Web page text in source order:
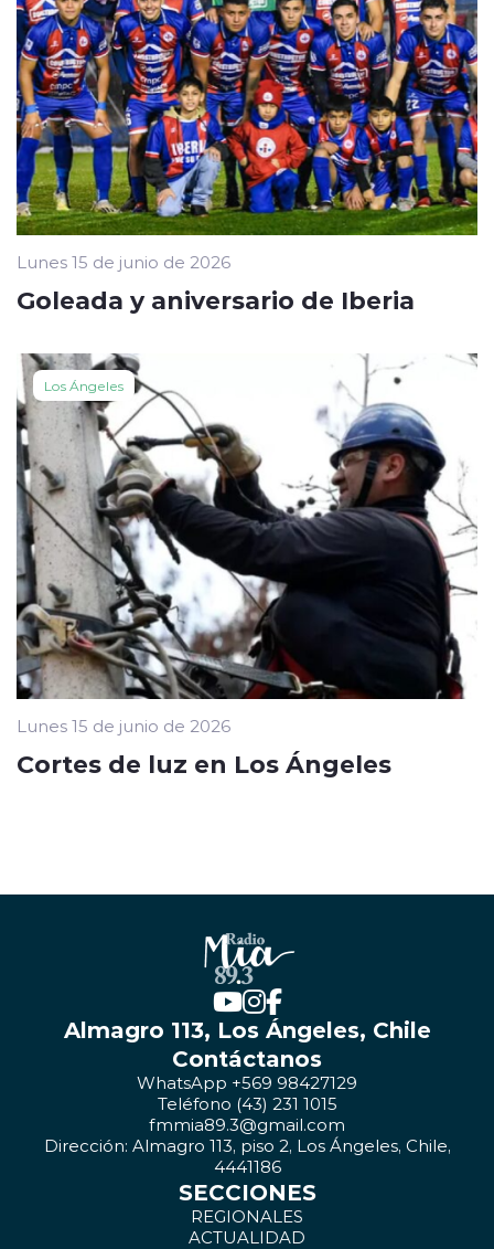
Lunes 15 de junio de 2026
Goleada y aniversario de Iberia
Los Ángeles
Lunes 15 de junio de 2026
Cortes de luz en Los Ángeles
Almagro 113, Los Ángeles, Chile
Contáctanos
WhatsApp +569 98427129
Teléfono (43) 231 1015
fmmia89.3@gmail.com
Dirección: Almagro 113, piso 2, Los Ángeles, Chile,
4441186
SECCIONES
REGIONALES
ACTUALIDAD